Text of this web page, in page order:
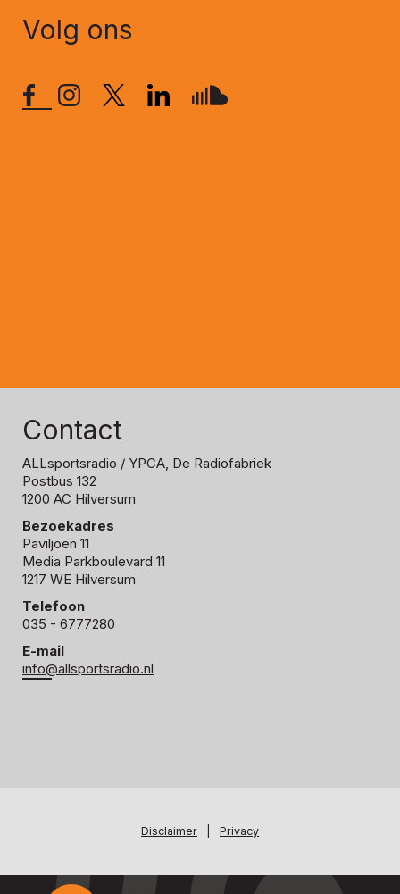
Volg ons
Contact
ALLsportsradio / YPCA, De Radiofabriek
Postbus 132
1200 AC Hilversum
Bezoekadres
Paviljoen 11
Media Parkboulevard 11
1217 WE Hilversum
Telefoon
035 - 6777280
E-mail
info@allsportsradio.nl
Disclaimer Privacy